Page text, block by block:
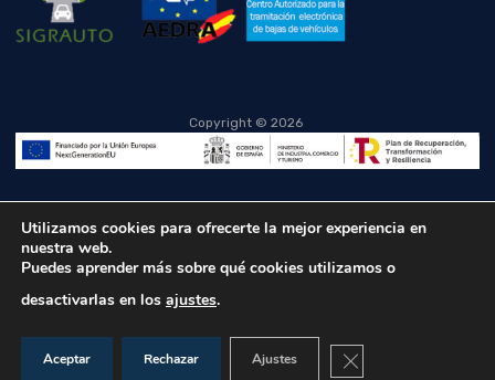
Copyright © 2026
Utilizamos cookies para ofrecerte la mejor experiencia en
nuestra web.
Puedes aprender más sobre qué cookies utilizamos o
desactivarlas en los ajustes.
Aceptar Rechazar Ajustes Cerrar el banner de